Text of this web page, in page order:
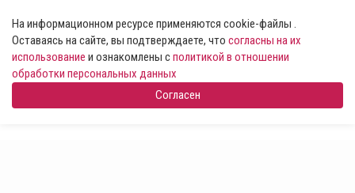
На информационном ресурсе применяются cookie-файлы .
Оставаясь на сайте, вы подтверждаете, что согласны на их
использование и ознакомлены сполитикой в отношении
обработки персональных данных
Согласен